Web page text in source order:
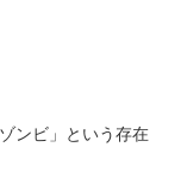
ンビ」という存在